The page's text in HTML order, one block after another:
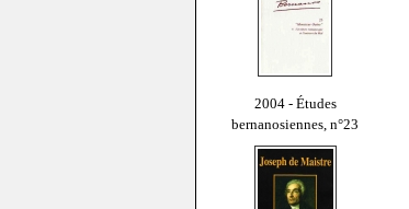
2004 - Études
bernanosiennes, n°23